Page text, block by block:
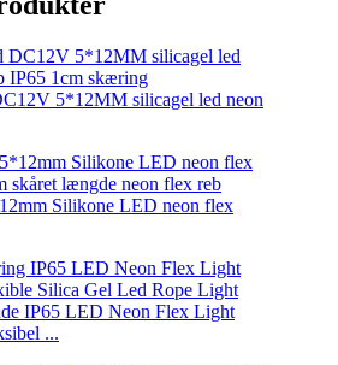
5*12MM silicagel led neon
Silikone LED neon flex
IP65 LED Neon Flex Light
...